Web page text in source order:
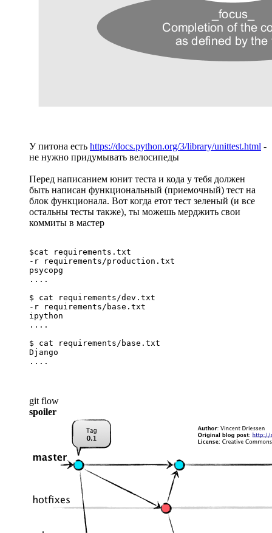
У питона есть https://docs.python.org/3/library/unittest.html -
не нужно придумывать велосипеды
Перед написанием юнит теста и кода у тебя должен
быть написан функциональный (приемочный) тест на
блок функционала. Вот когда етот тест зеленый (и все
остальны тесты также), ты можешь мерджить свои
коммиты в мастер
$cat requirements.txt
-r requirements/production.txt
psycopg
....
$ cat requirements/dev.txt
-r requirements/base.txt
ipython
....
$ cat requirements/base.txt
Django
....
git flow
spoiler